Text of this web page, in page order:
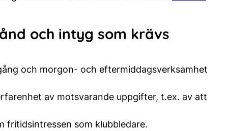
och intyg som krävs
och morgon- och eftermiddagsverksamhet
av motsvarande uppgifter, t.ex. av att
fritidsintressen som klubbledare.